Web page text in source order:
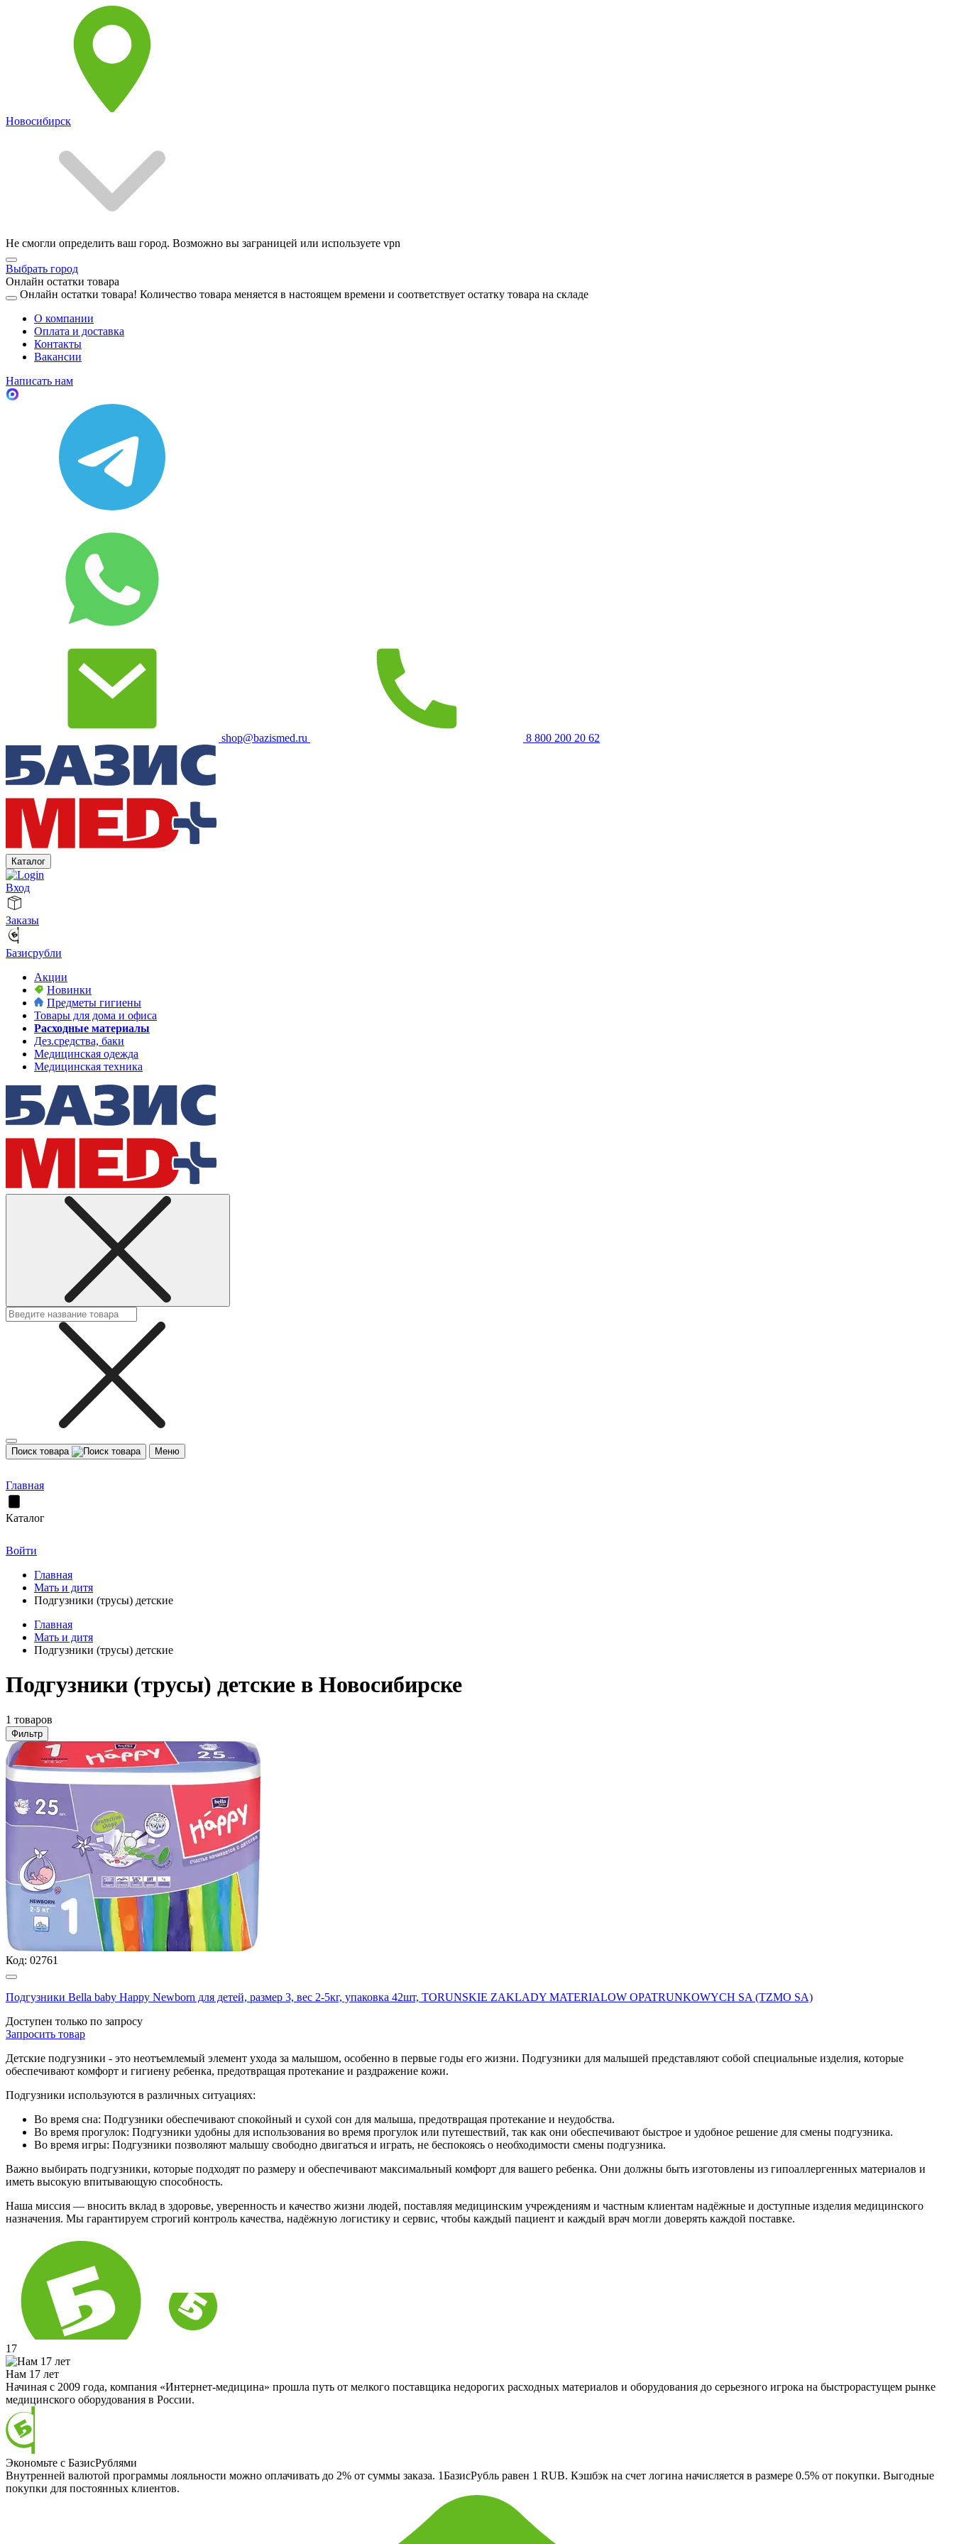
Новосибирск
Не смогли определить ваш город. Возможно вы заграницей или используете vpn
Выбрать город
Онлайн остатки товара
Онлайн остатки товара! Количество товара меняется в настоящем времени и соответствует остатку товара на складе
О компании
Оплата и доставка
Контакты
Вакансии
Написать нам
shop@bazismed.ru 8 800 200 20 62
Каталог
Вход
Заказы
Базисрубли
Акции
Новинки
Предметы гигиены
Товары для дома и офиса
Расходные материалы
Дез.средства, баки
Медицинская одежда
Медицинская техника
Поиск товара Меню
Главная
Каталог
Войти
Главная
Мать и дитя
Подгузники (трусы) детские
Главная
Мать и дитя
Подгузники (трусы) детские
Подгузники (трусы) детские в Новосибирске
1 товаров
Фильтр
Код: 02761
Подгузники Вella baby Happy Newborn для детей, размер 3, вес 2-5кг, упаковка 42шт, TORUNSKIE ZAKLADY MATERIALOW OPATRUNKOWYCH SA (TZMO SA)
Доступен только по запросу
Запросить товар
Детские подгузники - это неотъемлемый элемент ухода за малышом, особенно в первые годы его жизни. Подгузники для малышей представляют собой специальные изделия, которые
обеспечивают комфорт и гигиену ребенка, предотвращая протекание и раздражение кожи.
Подгузники используются в различных ситуациях:
Во время сна: Подгузники обеспечивают спокойный и сухой сон для малыша, предотвращая протекание и неудобства.
Во время прогулок: Подгузники удобны для использования во время прогулок или путешествий, так как они обеспечивают быстрое и удобное решение для смены подгузника.
Во время игры: Подгузники позволяют малышу свободно двигаться и играть, не беспокоясь о необходимости смены подгузника.
Важно выбирать подгузники, которые подходят по размеру и обеспечивают максимальный комфорт для вашего ребенка. Они должны быть изготовлены из гипоаллергенных материалов и
иметь высокую впитывающую способность.
Наша миссия — вносить вклад в здоровье, уверенность и качество жизни людей, поставляя медицинским учреждениям и частным клиентам надёжные и доступные изделия медицинского
назначения. Мы гарантируем строгий контроль качества, надёжную логистику и сервис, чтобы каждый пациент и каждый врач могли доверять каждой поставке.
17
Нам 17 лет
Начиная с 2009 года, компания «Интернет-медицина» прошла путь от мелкого поставщика недорогих расходных материалов и оборудования до серьезного игрока на быстрорастущем рынке
медицинского оборудования в России.
Экономьте с БазисРублями
Внутренней валютой программы лояльности можно оплачивать до 2% от суммы заказа. 1БазисРубль равен 1 RUB. Кэшбэк на счет логина начисляется в размере 0.5% от покупки. Выгодные
покупки для постоянных клиентов.